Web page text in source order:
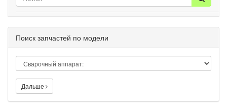
Поиск запчастей по модели
Дальше